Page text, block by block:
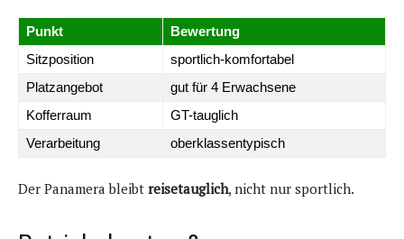
Punkt
Bewertung
Sitzposition
sportlich-komfortabel
Platzangebot
gut für 4 Erwachsene
Kofferraum
GT-tauglich
Verarbeitung
oberklassentypisch
Der Panamera bleibt reisetauglich, nicht nur sportlich.